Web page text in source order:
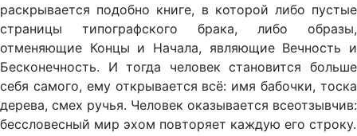
раскрывается подобно книге, в которой либо пустые
страницы типографского брака, либо образы,
отменяющие Концы и Начала, являющие Вечность и
Бесконечность. И тогда человек становится больше
себя самого, ему открывается всё: имя бабочки, тоска
дерева, смех ручья. Человек оказывается всеотзывчив:
бессловесный мир эхом повторяет каждую его строку.